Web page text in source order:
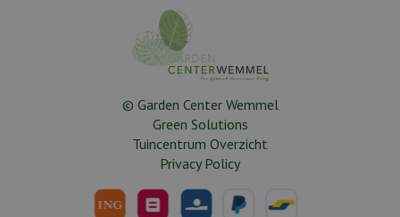
© Garden Center Wemmel
Green Solutions
Tuincentrum Overzicht
Privacy Policy